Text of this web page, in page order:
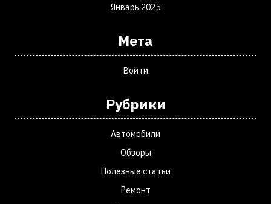
Январь 2025
Мета
Войти
Рубрики
Автомобили
Обзоры
Полезные статьи
Ремонт